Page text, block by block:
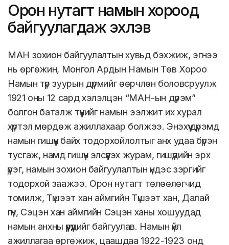
Орон нутагт намын хороод
байгуулагдаж эхлэв
МАН зохион байгуулалтын хувьд бэхжиж, эгнээ
нь өргөжин, Монгол Ардын Намын Төв Хороо
Намын түр зуурын дүрмийг өөрчлөн боловсруулж
1921 оны 12 сард хэлэлцэн “МАН-ын дүрэм”
болгон баталж түүнийг намын ээлжит их хурал
хүртэл мөрдөж ажиллахаар болжээ. Энэхүү дүрэмд
намын гишүүн байх тодорхойлолтыг анх удаа бүрэн
тусгаж, намд гишүүн элсүүлэх журам, гишүүдийн эрх
үүрэг, намын зохион байгуулалтын үндэс зэргийг
тодорхой заажээ. Орон нутагт төлөөлөгчид
томилж, Түшээт хан аймгийн Түшээт хан, Далай
гүн, Сэцэн хан аймгийн Сэцэн ханы хошуудад
намын анхны үүрүүдийг байгуулав. Намын үйл
ажиллагаа өргөжиж, цаашдаа 1922-1923 онд